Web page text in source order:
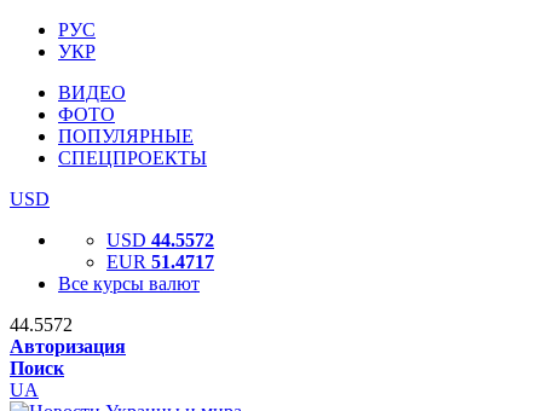
РУС
УКР
ВИДЕО
ФОТО
ПОПУЛЯРНЫЕ
СПЕЦПРОЕКТЫ
USD
USD 44.5572
EUR 51.4717
Все курсы валют
44.5572
Авторизация
Поиск
UA